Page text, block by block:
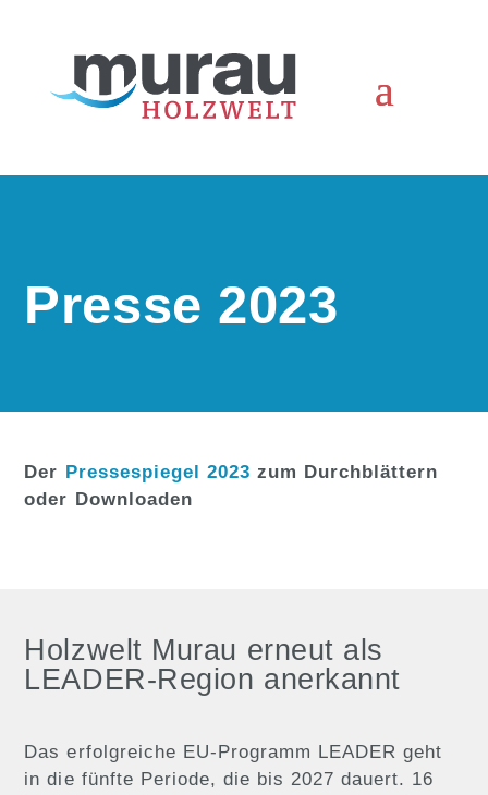
Presse 2023
Der Pressespiegel 2023 zum Durchblättern
oder Downloaden
Holzwelt Murau erneut als
LEADER-Region anerkannt
Das erfolgreiche EU-Programm LEADER geht
in die fünfte Periode, die bis 2027 dauert. 16